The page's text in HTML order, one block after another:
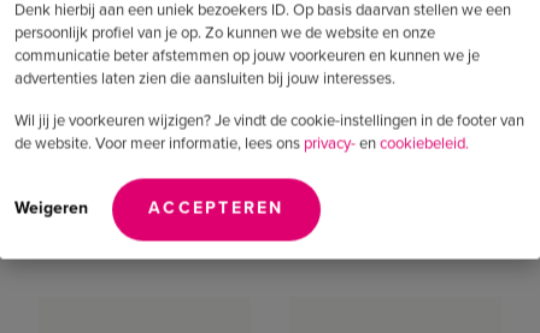
Denk hierbij aan een uniek bezoekers ID. Op basis daarvan stellen we een
persoonlijk profiel van je op. Zo kunnen we de website en onze
communicatie beter afstemmen op jouw voorkeuren en kunnen we je
advertenties laten zien die aansluiten bij jouw interesses.
Wil jij je voorkeuren wijzigen? Je vindt de cookie-instellingen in de footer van
de website. Voor meer informatie, lees ons privacy-encookiebeleid.
Weigeren ACCEPTEREN
Zij gingen je voor